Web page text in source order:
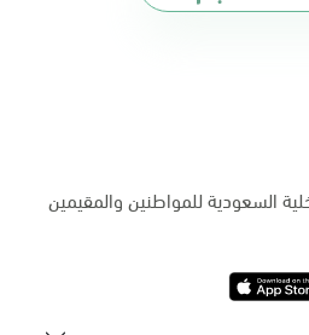
السعودية للمواطنين والمقيمين